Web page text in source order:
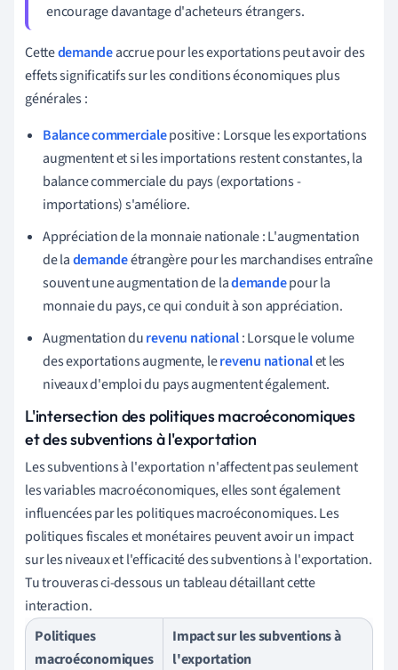
encourage davantage d'acheteurs étrangers.
Cettedemandeaccrue pour les exportations peut avoir des
effets significatifs sur les conditions économiques plus
générales :
Balance commercialepositive : Lorsque les exportations
augmentent et si les importations restent constantes, la
balance commerciale du pays (exportations -
importations) s'améliore.
Appréciation de la monnaie nationale : L'augmentation
de lademandeétrangère pour les marchandises entraîne
souvent une augmentation de lademandepour la
monnaie du pays, ce qui conduit à son appréciation.
Augmentation durevenu national: Lorsque le volume
des exportations augmente, lerevenu nationalet les
niveaux d'emploi du pays augmentent également.
L'intersection des politiques macroéconomiques
et des subventions à l'exportation
Les subventions à l'exportation n'affectent pas seulement
les variables macroéconomiques, elles sont également
influencées par les politiques macroéconomiques. Les
politiques fiscales et monétaires peuvent avoir un impact
sur les niveaux et l'efficacité des subventions à l'exportation.
Tu trouveras ci-dessous un tableau détaillant cette
interaction.
Politiques
macroéconomiques
Impact sur les subventions à
l'exportation